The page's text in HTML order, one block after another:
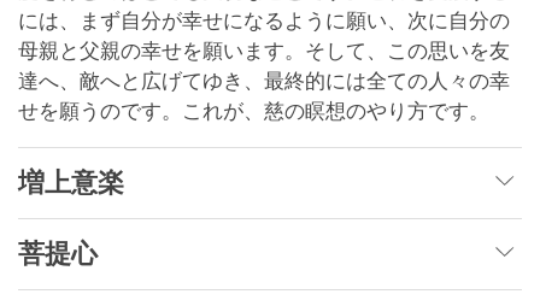
には、まず自分が幸せになるように願い、次に自分の
母親と父親の幸せを願います。そして、この思いを友
達へ、敵へと広げてゆき、最終的には全ての人々の幸
せを願うのです。これが、慈の瞑想のやり方です。
増上意楽
菩提心